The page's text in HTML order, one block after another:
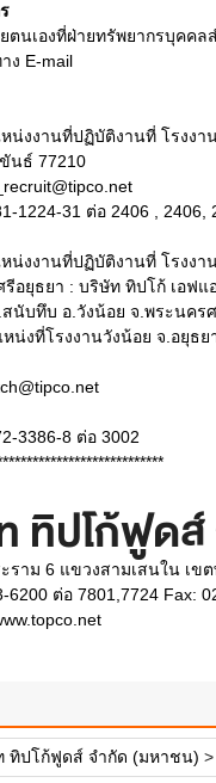
ตนเองที่ฝ่ายทรัพยากรบุคค
ง E-mail
น่งงานที่ปฏิบัติงานที่ โรงงา
นธ์ 77210
1224-31 ต่อ 2406 , 2406,
น่งงานที่ปฏิบัติงานที่ โรงงา
อยุธยา : บริษัท ทิปโก้ เอฟแ
นับทึบ อ.วังน้อย จ.พระนคร
น่งที่โรงงานวังน้อย จ.อยุธย
3386-8 ต่อ 3002
ทิปโก้ฟูด
ราม 6 แขวงสามเสนใน เข
6200 ต่อ 7801,7724 Fax:
ทิปโก้ฟูดส์ จำกัด (มหาชน) >